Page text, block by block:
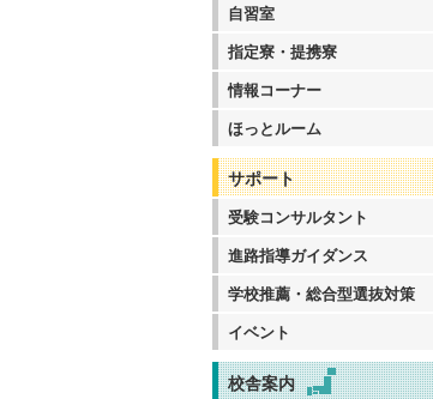
自習室
指定寮・提携寮
情報コーナー
ほっとルーム
サポート
受験コンサルタント
進路指導ガイダンス
学校推薦・総合型選抜対策
イベント
校舎案内